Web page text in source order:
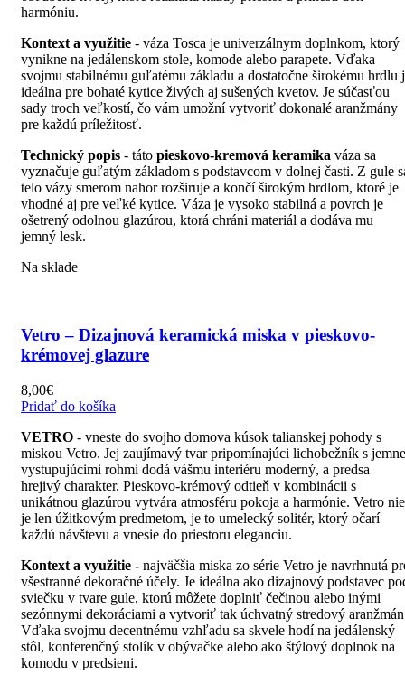
harmóniu.
Kontext a využitie - váza Tosca je univerzálnym doplnkom, ktorý
vynikne na jedálenskom stole, komode alebo parapete. Vďaka
svojmu stabilnému guľatému základu a dostatočne širokému hrdlu
ideálna pre bohaté kytice živých aj sušených kvetov. Je súčasťou
sady troch veľkostí, čo vám umožní vytvoriť dokonalé aranžmány
pre každú príležitosť.
Technický popis - táto pieskovo-kremová keramika váza sa
vyznačuje guľatým základom s podstavcom v dolnej časti. Z gule
telo vázy smerom nahor rozširuje a končí širokým hrdlom, ktoré je
vhodné aj pre veľké kytice. Váza je vysoko stabilná a povrch je
ošetrený odolnou glazúrou, ktorá chráni materiál a dodáva mu
jemný lesk.
Na sklade
Vetro – Dizajnová keramická miska v pieskovo-
krémovej glazure
8,00€
Pridať do košíka
VETRO - vneste do svojho domova kúsok talianskej pohody s
miskou Vetro. Jej zaujímavý tvar pripomínajúci lichobežník s jemne
vystupujúcimi rohmi dodá vášmu interiéru moderný, a predsa
hrejivý charakter. Pieskovo-krémový odtieň v kombinácii s
unikátnou glazúrou vytvára atmosféru pokoja a harmónie. Vetro nie
je len úžitkovým predmetom, je to umelecký solitér, ktorý očarí
každú návštevu a vnesie do priestoru eleganciu.
Kontext a využitie - najväčšia miska zo série Vetro je navrhnutá
všestranné dekoračné účely. Je ideálna ako dizajnový podstavec
sviečku v tvare gule, ktorú môžete doplniť čečinou alebo inými
sezónnymi dekoráciami a vytvoriť tak úchvatný stredový
Vďaka svojmu decentnému vzhľadu sa skvele hodí na jedálenský
stôl, konferenčný stolík v obývačke alebo ako štýlový doplnok na
komodu v predsieni.